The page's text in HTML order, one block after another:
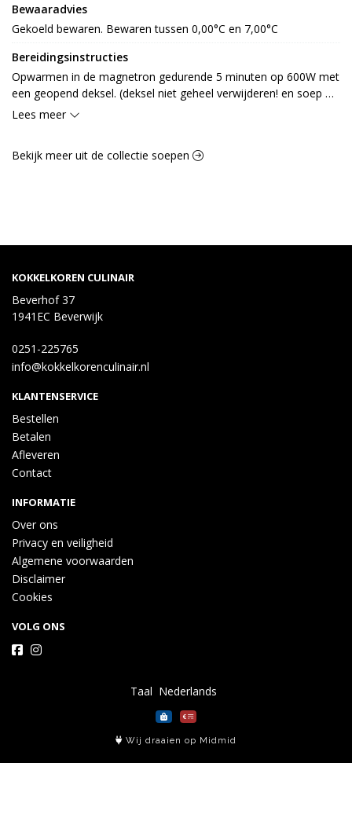
koriander, gemberpoeder, paprikapoeder, laurier, peterselie,
kruidnagel, knoflookpoeder, kurkuma], SOJAeiwit, aroma,
aardappelzetmeel, suiker, gistextract, gehydrolyseerd eiwit
[koolzaad], zonnebloemolie, gejodeerd zout, gist,
GERSTemoutextract (GLUTEN), gebrande suikerstroop,
rundvleesextract, water, dextrose, tomaatpoeder, gebrande
E301, voedingszuur: E330], MOSTERD [water, MOSTERDzaad,
azijn, zout, kruiden, specerij, aroma]
Bewaaradvies
Gekoeld bewaren. Bewaren tussen 0,00°C en 7,00°C
Bereidingsinstructies
Opwarmen in de magnetron gedurende 5 minuten op 600W met
een geopend deksel. (deksel niet geheel verwijderen! en soep
tussentijds omroeren.
Lees meer
Bekijk meer uit de collectie soepen
KOKKELKOREN CULINAIR
Beverhof 37
1941EC Beverwijk
0251-225765
info@kokkelkorenculinair.nl
KLANTENSERVICE
Bestellen
Betalen
Afleveren
Contact
INFORMATIE
Over ons
Privacy en veiligheid
Algemene voorwaarden
Disclaimer
Cookies
VOLG ONS
Taal
Wij draaien op Midmid